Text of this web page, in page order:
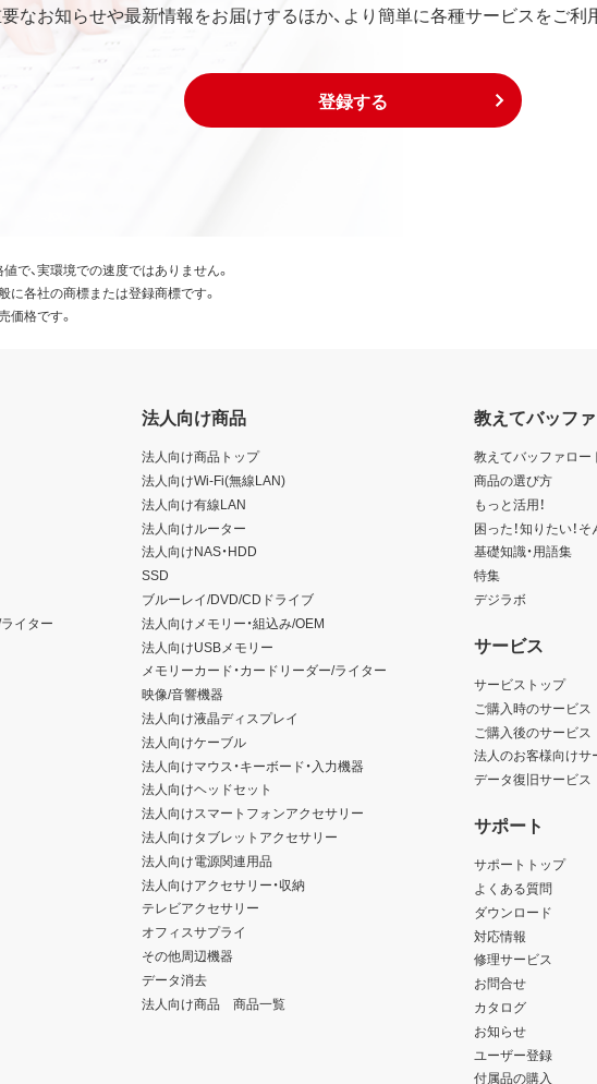
なお知らせや最新情報をお届けするほか、より簡単に各種サービスをご利
登録する
で、実環境での速度ではありません。
に各社の商標または登録商標です。
価格です。
イター
法人向け商品
法人向け商品トップ
法人向けWi-Fi(無線LAN)
法人向け有線LAN
法人向けルーター
法人向けNAS・HDD
SSD
ブルーレイ/DVD/CDドライブ
法人向けメモリー・組込み/OEM
法人向けUSBメモリー
メモリーカード・カードリーダー/ライター
映像/音響機器
法人向け液晶ディスプレイ
法人向けケーブル
法人向けマウス・キーボード・入力機器
法人向けヘッドセット
法人向けスマートフォンアクセサリー
法人向けタブレットアクセサリー
法人向け電源関連用品
法人向けアクセサリー・収納
テレビアクセサリー
オフィスサプライ
その他周辺機器
データ消去
法人向け商品 商品一覧
教えてバッフ
教えてバッファロー
商品の選び方
もっと活用！
困った！知りたい！
基礎知識・用語集
特集
デジラボ
サービス
サービストップ
ご購入時のサービス
ご購入後のサービス
法人のお客様向けサ
データ復旧サービス
サポート
サポートトップ
よくある質問
ダウンロード
対応情報
修理サービス
お問合せ
カタログ
お知らせ
ユーザー登録
付属品の購入